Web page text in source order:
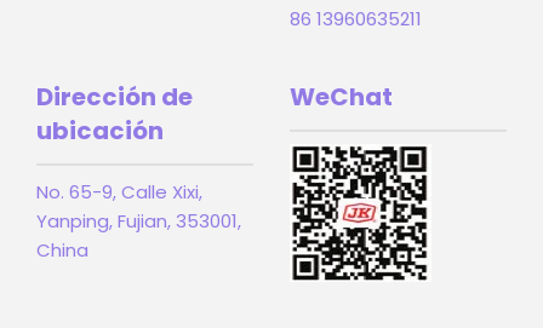
86 13960635211
Dirección de
ubicación
No. 65-9, Calle Xixi,
Yanping, Fujian, 353001,
China
WeChat